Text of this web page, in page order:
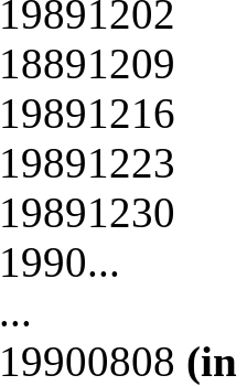
19891202
18891209
19891216
19891223
19891230
1990...
...
19900808 (in